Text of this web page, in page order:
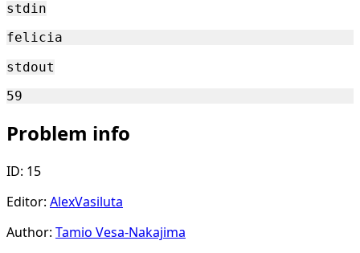
stdin
stdout
Problem info
ID: 15
Editor: AlexVasiluta
Author: Tamio Vesa-Nakajima